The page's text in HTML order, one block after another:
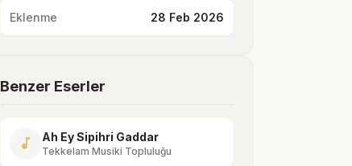
Eklenme 28 Feb 2026
Benzer Eserler
music_note Ah Ey Sipihri Gaddar
Tekkelam Musiki Topluluğu